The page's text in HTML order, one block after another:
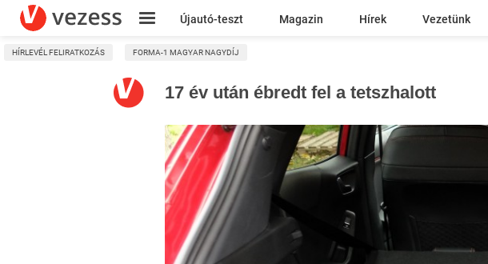
Újautó-teszt Magazin Hírek Vezetünk
Kresz
HÍRLEVÉL FELIRATKOZÁS FORMA-1 MAGYAR NAGYDÍJ
17 év után ébredt fel a tetszhalott